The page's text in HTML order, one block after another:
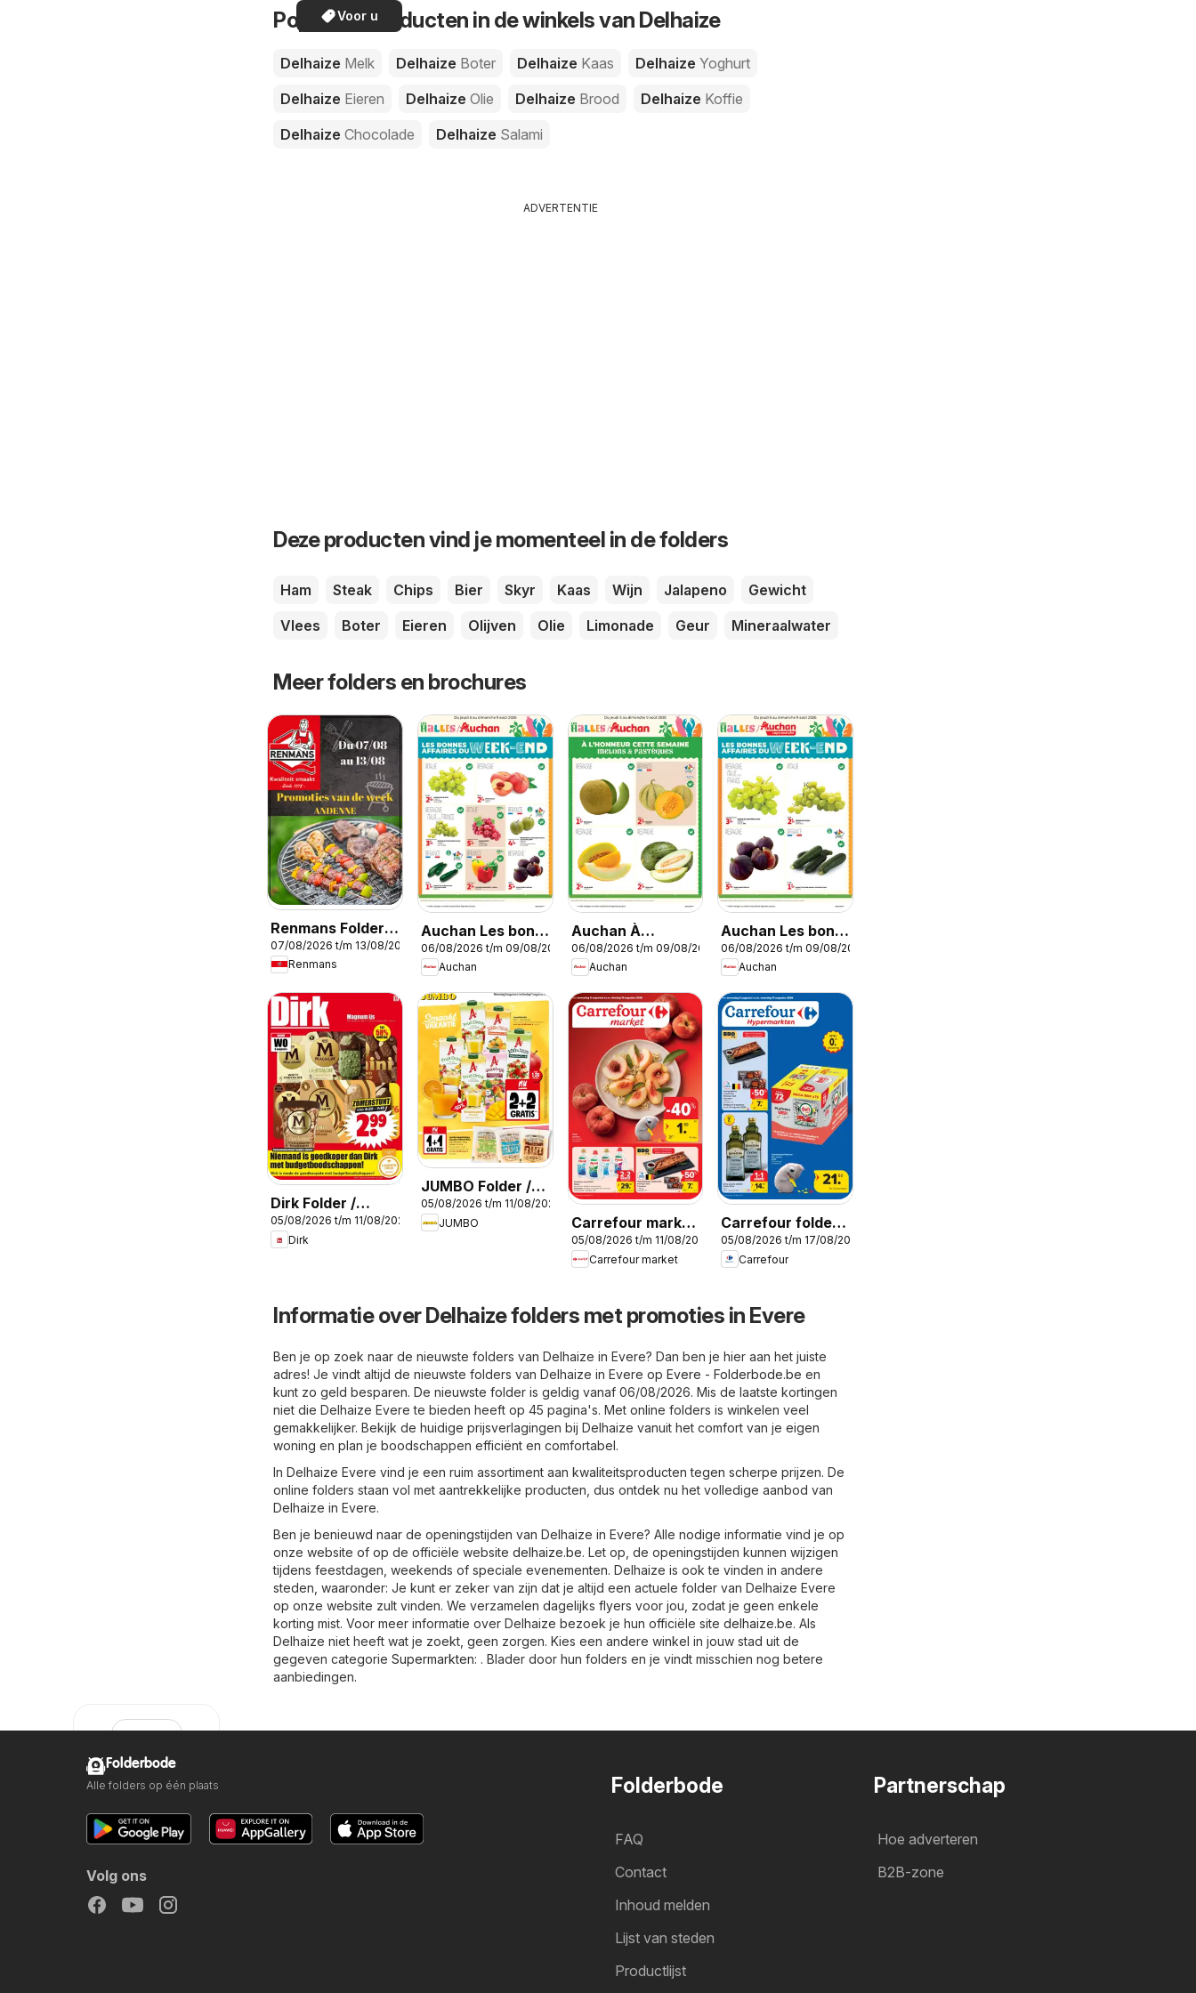
Voor u
Populaire producten in de winkels van Delhaize
Delhaize Melk Delhaize Boter Delhaize Kaas Delhaize Yoghurt
Delhaize Eieren Delhaize Olie Delhaize Brood Delhaize Koffie
Delhaize Chocolade Delhaize Salami
ADVERTENTIE
Deze producten vind je momenteel in de folders
Ham Steak Chips Bier Skyr Kaas Wijn Jalapeno
Gewicht
Vlees
Boter Eieren Olijven Olie Limonade Geur Mineraalwater
Meer folders en brochures
Renmans Folder /
Publicité
07/08/2026 t/m 13/08/2026
Renmans
Auchan Les bons
plans du week
end dans votre
hyper !
06/08/2026 t/m 09/08/2026
Auchan
Auchan À
l'honneur cette
semaine
06/08/2026 t/m 09/08/2026
Auchan
Auchan Les bons
plans du week
end dans votre
super !
06/08/2026 t/m 09/08/2026
Auchan
Dirk Folder /
Publicité
05/08/2026 t/m 11/08/2026
Dirk
JUMBO Folder /
Publicité
05/08/2026 t/m 11/08/2026
JUMBO
Carrefour market
folder week 32
05/08/2026 t/m 11/08/2026
Carrefour market
Carrefour folder
week 32
05/08/2026 t/m 17/08/2026
Carrefour
Informatie over Delhaize folders met promoties in Evere
Ben je op zoek naar de nieuwste folders van Delhaize in Evere? Dan ben je hier aan het juiste
adres! Je vindt altijd de nieuwste folders van Delhaize in Evere op Evere - Folderbode.be en
kunt zo geld besparen. De nieuwste folder is geldig vanaf 06/08/2026. Mis de laatste kortingen
niet die Delhaize Evere te bieden heeft op 45 pagina's. Met online folders is winkelen veel
gemakkelijker. Bekijk de huidige prijsverlagingen bij Delhaize vanuit het comfort van je eigen
woning en plan je boodschappen efficiënt en comfortabel.
In Delhaize Evere vind je een ruim assortiment aan kwaliteitsproducten tegen scherpe prijzen. De
online folders staan vol met aantrekkelijke producten, dus ontdek nu het volledige aanbod van
Delhaize in Evere.
Ben je benieuwd naar de openingstijden van Delhaize in Evere? Alle nodige informatie vind je op
onze website of op de officiële website delhaize.be. Let op, de openingstijden kunnen wijzigen
tijdens feestdagen, weekends of speciale evenementen. Delhaize is ook te vinden in andere
steden, waaronder: Je kunt er zeker van zijn dat je altijd een actuele folder van Delhaize Evere
op onze website zult vinden. We verzamelen dagelijks flyers voor jou, zodat je geen enkele
korting mist. Voor meer informatie over Delhaize bezoek je hun officiële site delhaize.be. Als
Delhaize niet heeft wat je zoekt, geen zorgen. Kies een andere winkel in jouw stad uit de
gegeven categorie Supermarkten: . Blader door hun folders en je vindt misschien nog betere
aanbiedingen.
Folderbode
FAQ
Contact
Inhoud melden
Lijst van steden
Productlijst
Partnerschap
Hoe adverteren
B2B-zone
Folderbode
Alle folders op één plaats
Volg ons